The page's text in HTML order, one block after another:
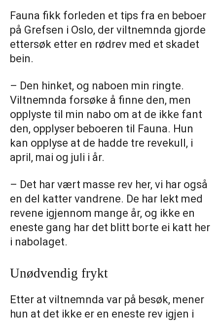
Fauna fikk forleden et tips fra en beboer
på Grefsen i Oslo, der viltnemnda gjorde
ettersøk etter en rødrev med et skadet
bein.
– Den hinket, og naboen min ringte.
Viltnemnda forsøke å finne den, men
opplyste til min nabo om at de ikke fant
den, opplyser beboeren til Fauna. Hun
kan opplyse at de hadde tre revekull, i
april, mai og juli i år.
– Det har vært masse rev her, vi har også
en del katter vandrene. De har lekt med
revene igjennom mange år, og ikke en
eneste gang har det blitt borte ei katt her
i nabolaget.
Unødvendig frykt
Etter at viltnemnda var på besøk, mener
hun at det ikke er en eneste rev igjen i